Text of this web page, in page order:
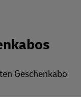
Geschenkabo